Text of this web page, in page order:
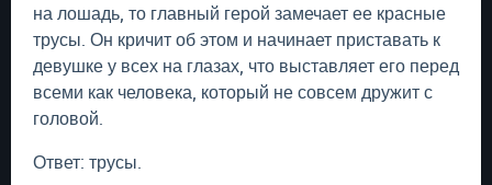
на лошадь, то главный герой замечает ее красные
трусы. Он кричит об этом и начинает приставать к
девушке у всех на глазах, что выставляет его перед
всеми как человека, который не совсем дружит с
головой.
Ответ: трусы.